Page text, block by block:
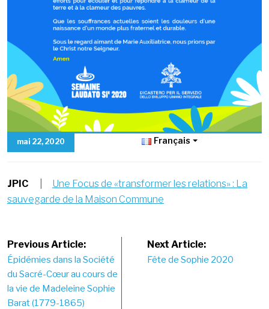
mai 22, 2020 Français
JPIC
Une Focus de «transformer les relations» : La
sauvegarde de la Maison Commune
Post
navigation
Previous Article:
Épidémies dans la Société
du Sacré-Cœur au cours de
la vie de Madeleine Sophie
Barat (1779-1865)
Next Article:
Fête de Sophie 2020